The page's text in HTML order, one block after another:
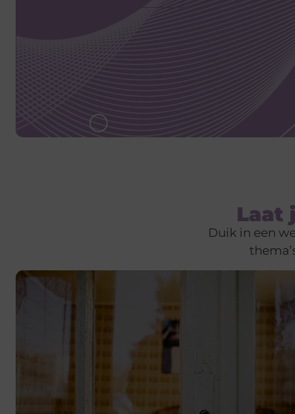
Laat
Duik in een